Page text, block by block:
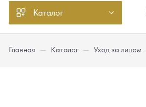
Каталог
Главная — Каталог — Уход за лицом